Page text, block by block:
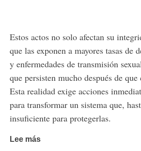
Estos actos no solo afectan su
que las exponen a mayores tasas de
y enfermedades de transmisión
que persisten mucho después de
Esta realidad exige acciones
para transformar un sistema que,
insuficiente para protegerlas.
Lee más